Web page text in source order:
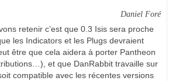
Daniel Foré
retenir c’est que 0.3 Isis sera proche
les Indicators et les Plugs devraient
être que cela aidera à porter Pantheon
et que DanRabbit travaille sur
compatible avec les récentes versions